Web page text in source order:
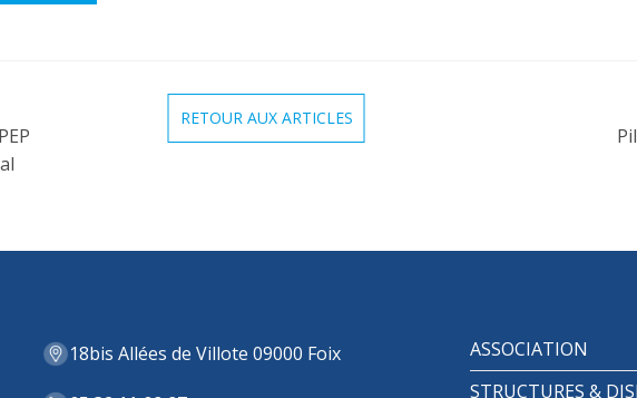
RETOUR AUX ARTICLES
18bis Allées de Villote 09000 Foix
ASSOCIATION
STRUCTURES &